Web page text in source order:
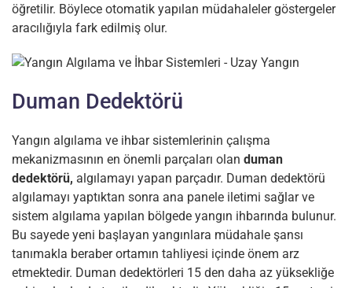
öğretilir. Böylece otomatik yapılan müdahaleler göstergeler
aracılığıyla fark edilmiş olur.
Duman Dedektörü
Yangın algılama ve ihbar sistemlerinin çalışma
mekanizmasının en önemli parçaları olan duman
dedektörü, algılamayı yapan parçadır. Duman dedektörü
algılamayı yaptıktan sonra ana panele iletimi sağlar ve
sistem algılama yapılan bölgede yangın ihbarında bulunur.
Bu sayede yeni başlayan yangınlara müdahale şansı
tanımakla beraber ortamın tahliyesi içinde önem arz
etmektedir. Duman dedektörleri 15 den daha az yüksekliğe